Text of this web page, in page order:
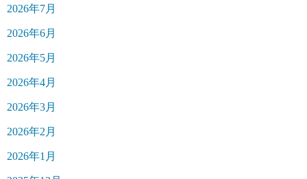
2026年7月
2026年6月
2026年5月
2026年4月
2026年3月
2026年2月
2026年1月